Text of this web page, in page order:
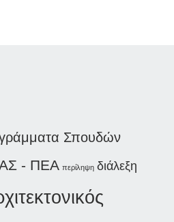
Σπουδών
- ΠΕΑ περίληψη διάλεξη